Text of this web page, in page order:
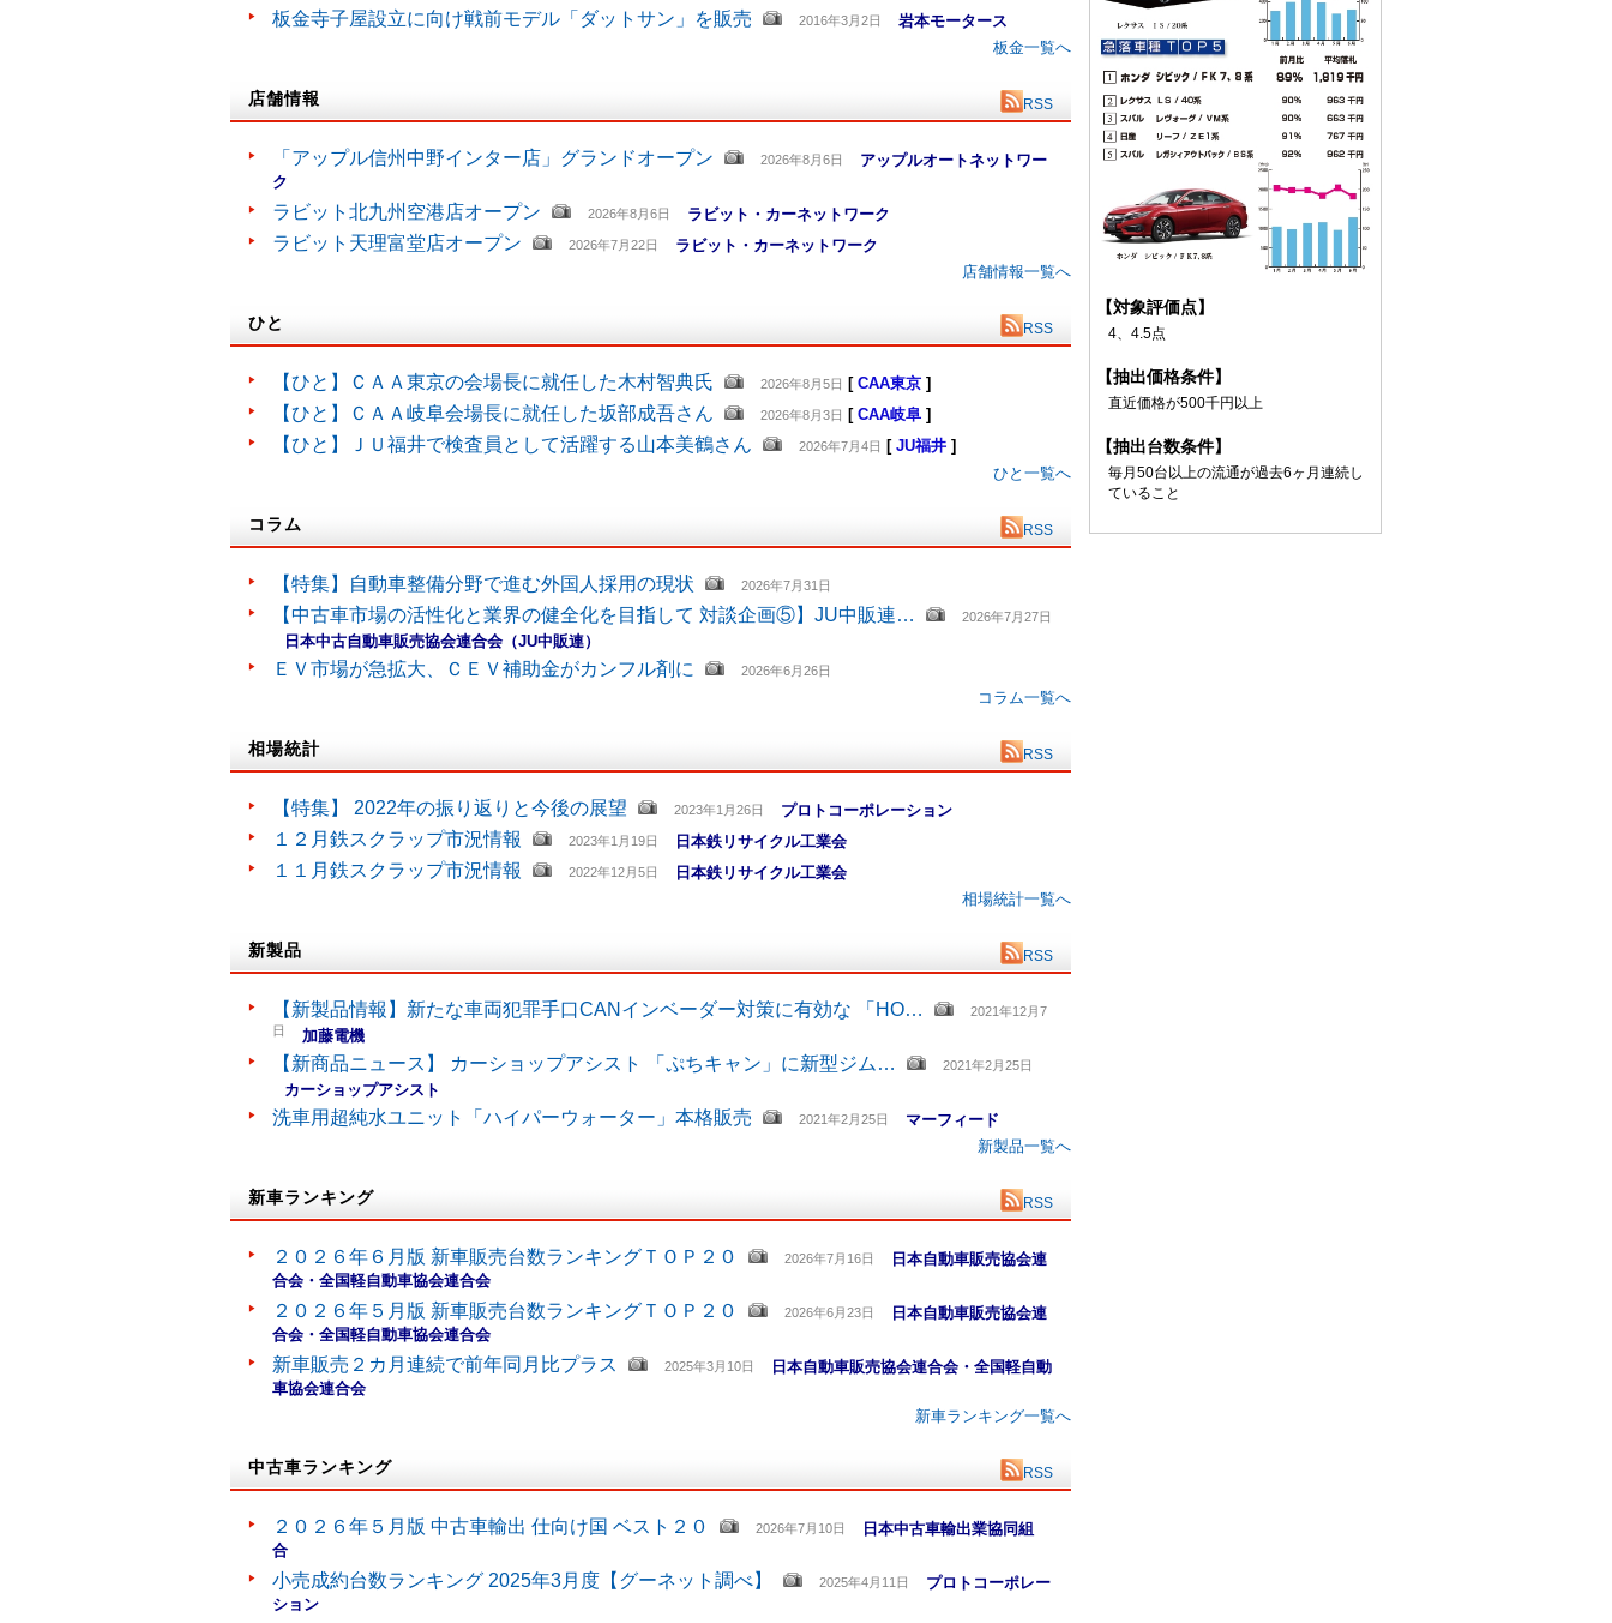
板金寺子屋設立に向け戦前モデル「ダットサン」を販売 2016年3月2日
岩本モータース
板金一覧へ
店舗情報 RSS
「アップル信州中野インター店」グランドオープン 2026年8月6日 アップルオートネットワー
ク
ラビット北九州空港店オープン
2026年8月6日 ラビット・カーネットワーク
ラビット天理富堂店オープン 2026年7月22日
ラビット・カーネットワーク
店舗情報一覧へ
ひと RSS
【ひと】ＣＡＡ東京の会場長に就任した木村智典氏 2026年8月5日 [ CAA東京 ]
【ひと】ＣＡＡ岐阜会場長に就任した坂部成吾さん 2026年8月3日 [ CAA岐阜 ]
【ひと】ＪＵ福井で検査員として活躍する山本美鶴さん 2026年7月4日 [ JU福井 ]
ひと一覧へ
コラム RSS
【特集】自動車整備分野で進む外国人採用の現状 2026年7月31日
【中古車市場の活性化と業界の健全化を目指して 対談企画⑤】JU中販連… 2026年7月27日
日本中古自動車販売協会連合会（JU中販連）
ＥＶ市場が急拡大、ＣＥＶ補助金がカンフル剤に 2026年6月26日
コラム一覧へ
相場統計 RSS
【特集】 2022年の振り返りと今後の展望 2023年1月26日 プロトコーポレーション
１２月鉄スクラップ市況情報 2023年1月19日 日本鉄リサイクル工業会
１１月鉄スクラップ市況情報 2022年12月5日
日本鉄リサイクル工業会
相場統計一覧へ
新製品 RSS
【新製品情報】新たな車両犯罪手口CANインベーダー対策に有効な 「HO… 2021年12月7
日 加藤電機
【新商品ニュース】 カーショップアシスト 「ぷちキャン」に新型ジム… 2021年2月25日
カーショップアシスト
洗車用超純水ユニット「ハイパーウォーター」本格販売 2021年2月25日
マーフィード
新製品一覧へ
新車ランキング RSS
２０２６年６月版 新車販売台数ランキングＴＯＰ２０ 2026年7月16日 日本自動車販売協会連
合会・全国軽自動車協会連合会
２０２６年５月版 新車販売台数ランキングＴＯＰ２０
2026年6月23日 日本自動車販売協会連
合会・全国軽自動車協会連合会
新車販売２カ月連続で前年同月比プラス
2025年3月10日 日本自動車販売協会連合会・全国軽自動
車協会連合会
新車ランキング一覧へ
中古車ランキング RSS
２０２６年５月版 中古車輸出 仕向け国 ベスト２０ 2026年7月10日 日本中古車輸出業協同組
合
小売成約台数ランキング 2025年3月度【グーネット調べ】
2025年4月11日 プロトコーポレー
ション
【対象評価点】
4、4.5点
【抽出価格条件】
直近価格が500千円以上
【抽出台数条件】
毎月50台以上の流通が過去6ヶ月連続し
ていること